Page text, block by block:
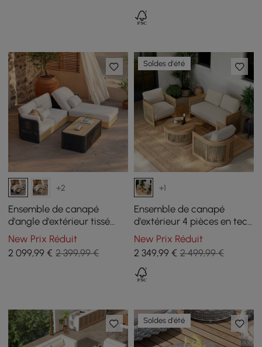
+2
Ensemble de canapé
d'angle d'extérieur tissé
Costra avec chaise longue
inclinable réglable et table
basse noire
New Prix Réduit
2 099,99 € 2 399,99 €
Soldes d'été
+1
Ensemble de canapé
d'extérieur 4 pièces en teck
et corde tressée avec table
basse pour 4 personnes
New Prix Réduit
2 349,99€ 2 499,99 €
Soldes d'été